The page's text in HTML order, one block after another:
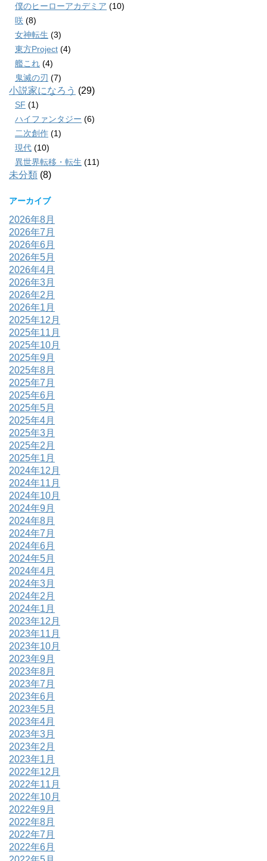
僕のヒーローアカデミア (10)
咲 (8)
女神転生 (3)
東方Project (4)
艦これ (4)
鬼滅の刃 (7)
小説家になろう (29)
SF (1)
ハイファンタジー (6)
二次創作 (1)
現代 (10)
異世界転移・転生 (11)
未分類 (8)
アーカイブ
2026年8月
2026年7月
2026年6月
2026年5月
2026年4月
2026年3月
2026年2月
2026年1月
2025年12月
2025年11月
2025年10月
2025年9月
2025年8月
2025年7月
2025年6月
2025年5月
2025年4月
2025年3月
2025年2月
2025年1月
2024年12月
2024年11月
2024年10月
2024年9月
2024年8月
2024年7月
2024年6月
2024年5月
2024年4月
2024年3月
2024年2月
2024年1月
2023年12月
2023年11月
2023年10月
2023年9月
2023年8月
2023年7月
2023年6月
2023年5月
2023年4月
2023年3月
2023年2月
2023年1月
2022年12月
2022年11月
2022年10月
2022年9月
2022年8月
2022年7月
2022年6月